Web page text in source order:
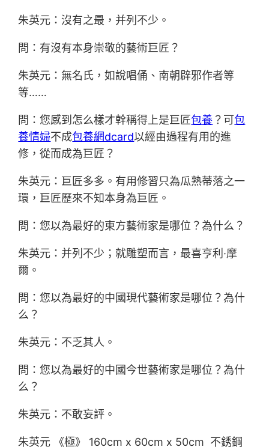
朱英元：沒有之最，并列不少。
問：有沒有本身崇敬的藝術巨匠？
朱英元：無名氏，如說唱俑、南朝辟邪作者等
等……
問：您感到怎么樣才幹稱得上是巨匠包養？可包
養情婦不成包養網dcard以經由過程有用的進
修，從而成為巨匠？
朱英元：巨匠多多。有用修習只為瓜熟蒂落之一
環，巨匠歷來不知本身為巨匠。
問：您以為最好的東方藝術家是哪位？為什么？
朱英元：并列不少；就雕塑而言，最喜亨利·摩
爾。
問：您以為最好的中國現代藝術家是哪位？為什
么？
朱英元：不乏其人。
問：您以為最好的中國今世藝術家是哪位？為什
么？
朱英元：不敢妄評。
朱英元 《極》 160cm x 60cm x 50cm 不銹鋼